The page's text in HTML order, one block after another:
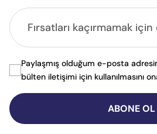
ABONE OL
Paylaşmış olduğum e-posta
bülten iletişimi için kullanılmasını